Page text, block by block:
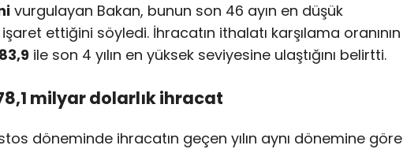
vurgulayan Bakan, bunun son 46 ayın en düşük
ettiğini söyledi. İhracatın ithalatı karşılama oranının
ile son 4 yılın en yüksek seviyesine ulaştığını belirtti.
milyar dolarlık ihracat
döneminde ihracatın geçen yılın aynı dönemine göre